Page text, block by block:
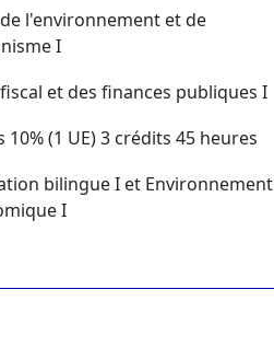
l'environnement et de
I
et des finances publiques I
10% (1 UE) 3 crédits 45 heures
bilingue I et Environnement
I